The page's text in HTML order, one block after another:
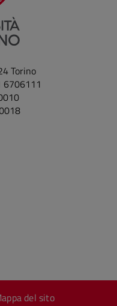
Torino
6706111
del sito